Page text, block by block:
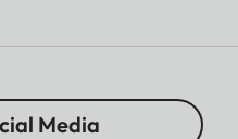
Media